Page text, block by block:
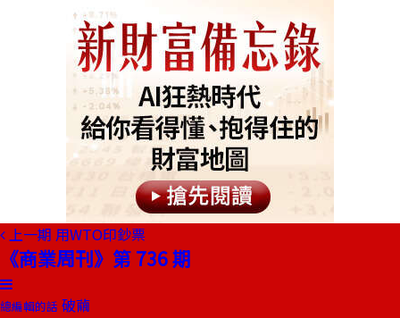
上一期 用WTO印鈔票
《商業周刊》第 736 期
總編輯的話 破繭